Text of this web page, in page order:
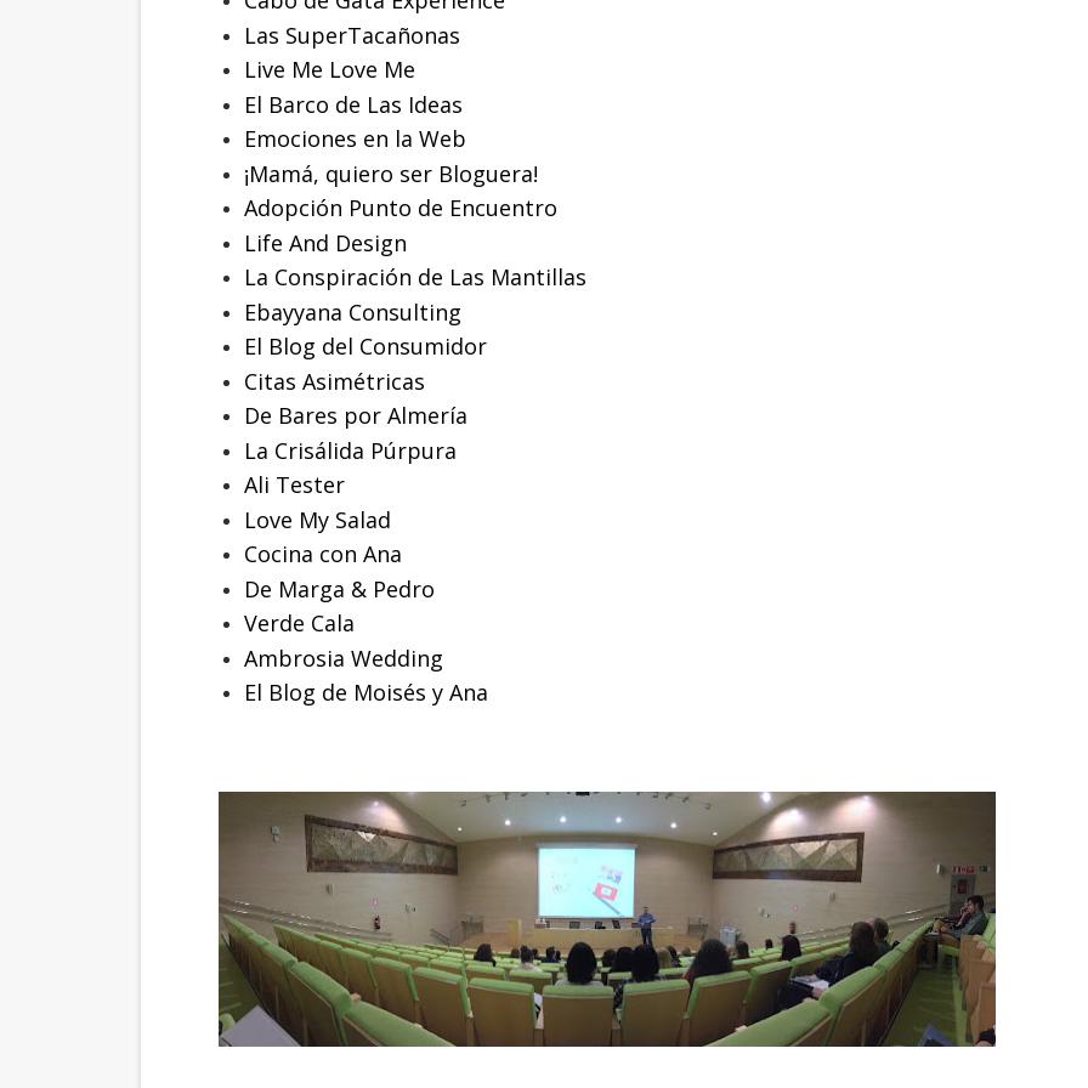
Las SuperTacañonas
Live Me Love Me
El Barco de Las Ideas
Emociones en la Web
¡Mamá, quiero ser Bloguera!
Adopción Punto de Encuentro
Life And Design
La Conspiración de Las Mantillas
Ebayyana Consulting
El Blog del Consumidor
Citas Asimétricas
De Bares por Almería
La Crisálida Púrpura
Ali Tester
Love My Salad
Cocina con Ana
De Marga & Pedro
Verde Cala
Ambrosia Wedding
El Blog de Moisés y Ana